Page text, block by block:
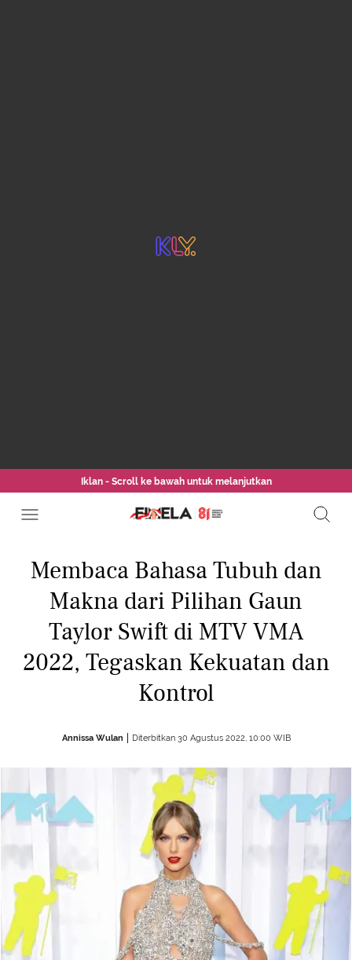
Iklan - Scroll ke bawah untuk melanjutkan
Membaca Bahasa Tubuh dan
Makna dari Pilihan Gaun
Taylor Swift di MTV VMA
2022, Tegaskan Kekuatan dan
Kontrol
Annissa Wulan Diterbitkan 30 Agustus 2022, 10:00 WIB